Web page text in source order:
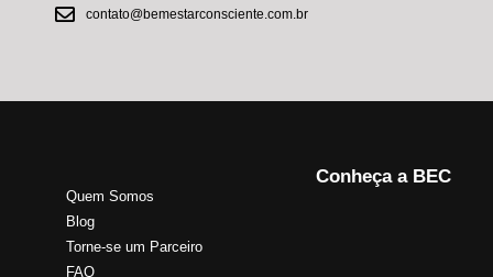
contato@bemestarconsciente.com.br
Conheça a BEC
Quem Somos
Blog
Torne-se um Parceiro
FAQ